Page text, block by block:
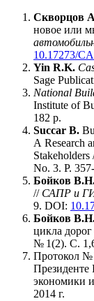
Скворцов
новое или
10.17273/
Yin R.K.
Sage
National
Institute of
182 p.
Succar B.
A Research
Stakeholders
No. 3. P.
Бойков
// САПР и
9. DOI:
Бойков
цикла
№ 1(2). С.
Протокол №
Президенте
экономики
2014 г.